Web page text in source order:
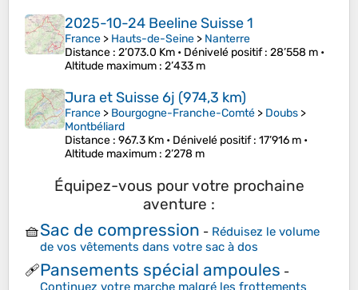
2025-10-24 Beeline Suisse 1
France > Hauts-de-Seine > Nanterre
Distance : 2’073.0 Km • Dénivelé positif: 28’558 m •
Altitude maximum : 2’433 m
Jura et Suisse 6j (974,3 km)
France > Bourgogne-Franche-Comté > Doubs >
Montbéliard
Distance : 967.3 Km • Dénivelé positif: 17’916 m •
Altitude maximum : 2’278 m
Équipez-vous pour votre prochaine
aventure :
🧺Sac de compression - Réduisez le volume
de vos vêtements dans votre sac à dos
🩹Pansements spécial ampoules -
Continuez votre marche malgré les frottements